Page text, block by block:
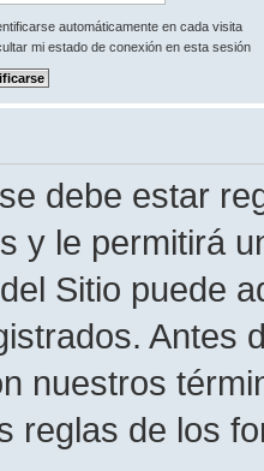
automáticamente en cada visita
mi estado de conexión en esta sesión
debe estar
y le permitirá
Sitio puede
Antes
nuestros
reglas de los